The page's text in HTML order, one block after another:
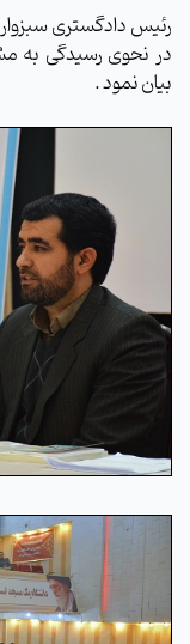
رئیس دادگستری
در نحوی رسیدگی به
بیان نمود .